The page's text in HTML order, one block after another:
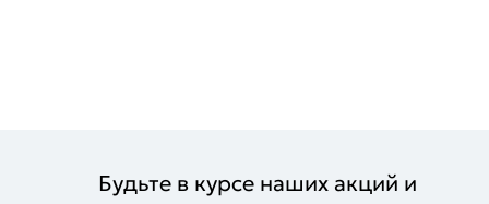
Будьте в курсе наших акций и